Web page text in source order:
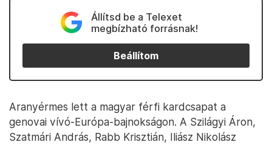
Állítsd be a Telexet
megbízható forrásnak!
Beállítom
Aranyérmes lett a magyar férfi kardcsapat a
genovai vívó-Európa-bajnokságon. A Szilágyi Áron,
Szatmári András, Rabb Krisztián, Iliász Nikolász